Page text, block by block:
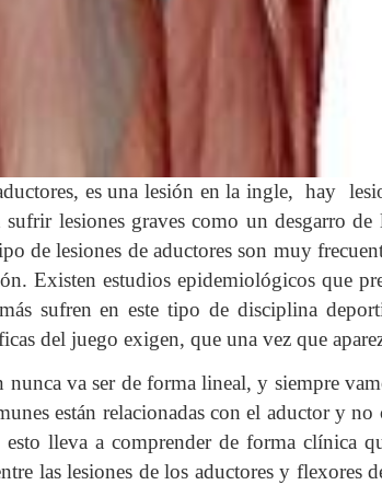
es una lesión en la ingle, hay
sufrir lesiones graves como un desgarro
de lesiones de aductores son muy
Existen estudios epidemiológicos que
sufren en este tipo de disciplina
del juego exigen, que una vez que
nunca va ser de forma lineal, y siempre
están relacionadas con el aductor y
lleva a comprender de forma clínica
las lesiones de los aductores y flexores